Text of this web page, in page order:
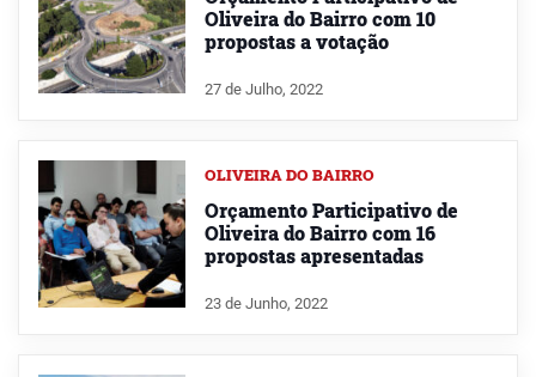
Oliveira do Bairro com 10
propostas a votação
27 de Julho, 2022
OLIVEIRA DO BAIRRO
Orçamento Participativo de
Oliveira do Bairro com 16
propostas apresentadas
23 de Junho, 2022